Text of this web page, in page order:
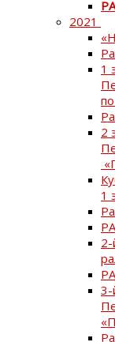
2021
1
2
1
2-
3-